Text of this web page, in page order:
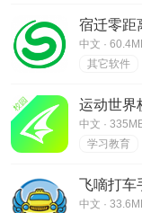
宿迁零距
v5.4.2.12
中文 ·
其它软件
运动世界
中文 ·
学习教育
飞嘀打车
中文 ·